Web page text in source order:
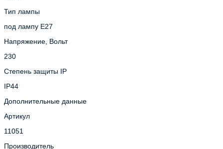
Тип лампы
под лампу Е27
Напряжение, Вольт
230
Степень защиты IP
IP44
Дополнительные данные
Артикул
11051
Производитель